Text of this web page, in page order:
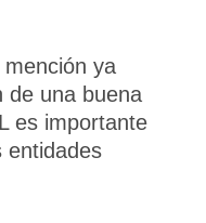
ya
de una buena
es importante
entidades